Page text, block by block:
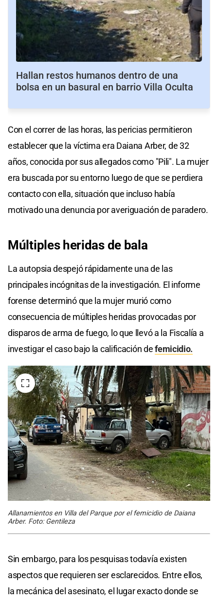
Hallan restos humanos dentro de una
bolsa en un basural en barrio Villa Oculta
Con el correr de las horas, las pericias permitieron
establecer que la víctima era Daiana Arber, de 32
años, conocida por sus allegados como "Pili". La mujer
era buscada por su entorno luego de que se perdiera
contacto con ella, situación que incluso había
motivado una denuncia por averiguación de paradero.
Múltiples heridas de bala
La autopsia despejó rápidamente una de las
principales incógnitas de la investigación. El informe
forense determinó que la mujer murió como
consecuencia de múltiples heridas provocadas por
disparos de arma de fuego, lo que llevó a la Fiscalía a
investigar el caso bajo la calificación defemicidio.
Allanamientos en Villa del Parque por el femicidio de Daiana
Arber. Foto: Gentileza
Sin embargo, para los pesquisas todavía existen
aspectos que requieren ser esclarecidos. Entre ellos,
la mecánica del asesinato, el lugar exacto donde se